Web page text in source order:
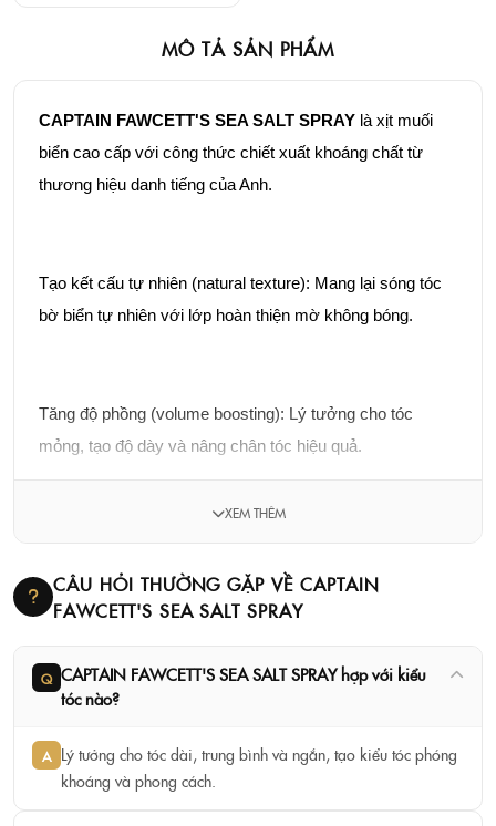
MÔ TẢ SẢN PHẨM
CAPTAIN FAWCETT'S SEA SALT SPRAY là xịt muối
biển cao cấp với công thức chiết xuất khoáng chất từ
thương hiệu danh tiếng của Anh.
Tạo kết cấu tự nhiên (natural texture): Mang lại sóng tóc
bờ biển tự nhiên với lớp hoàn thiện mờ không bóng.
Tăng độ phồng (volume boosting): Lý tưởng cho tóc
mỏng, tạo độ dày và nâng chân tóc hiệu quả.
sản phẩm hoàn thiện - thay thế hoàn hảo cho dầu gội khô.
Dưỡng chất biển (marine minerals): Chiết xuất thực vật
và khoáng chất biển nuôi dưỡng, giữ ẩm cho tóc.
XEM THÊM
CÂU HỎI THƯỜNG GẶP VỀ CAPTAIN
FAWCETT'S SEA SALT SPRAY
Q CAPTAIN FAWCETT'S SEA SALT SPRAY hợp với kiểu
tóc nào?
A Lý tưởng cho tóc dài, trung bình và ngắn, tạo kiểu tóc phóng
khoáng và phong cách.